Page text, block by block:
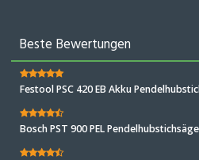
Beste Bewertungen
Festool PSC 420 EB Akku
Bosch PST 900 PEL Pendelhubstichsäge